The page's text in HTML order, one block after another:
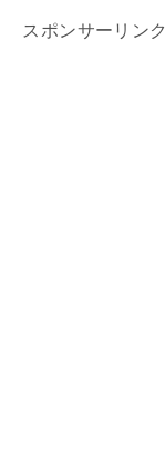
スポンサーリンク